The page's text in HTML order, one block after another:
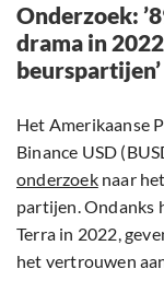
Onderzoek:
drama in
beurspartijen’
Het Amerikaanse
Binance USD
onderzoeknaar
partijen. Ondanks
Terra in 2022,
het vertrouwen